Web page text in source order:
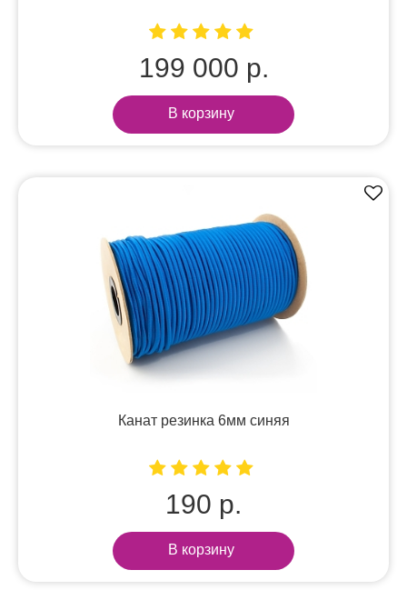
199 000 р.
В корзину
Канат резинка 6мм синяя
190 р.
В корзину